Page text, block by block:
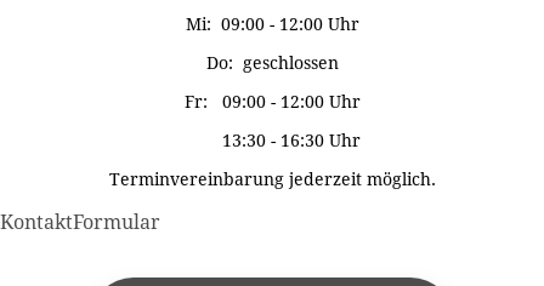
Mi: 09:00 - 12:00 Uhr
Do: geschlossen
Fr: 09:00 - 12:00 Uhr
13:30 - 16:30 Uhr
Terminvereinbarung jederzeit möglich.
KontaktFormular